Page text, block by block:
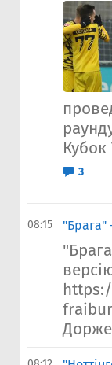
Кубок
3
08:15 "Брага"